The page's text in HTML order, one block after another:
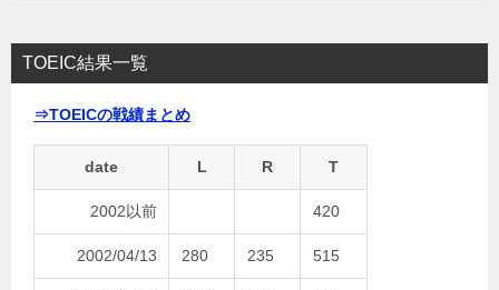
TOEIC結果一覧
⇒TOEICの戦績まとめ
date L R T
2002以前 420
2002/04/13 280 235 515